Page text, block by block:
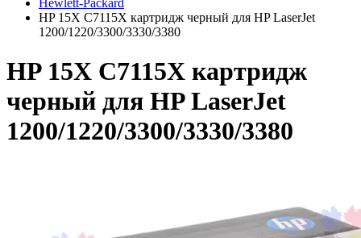
Hewlett-Packard
HP 15X C7115X картридж черный для HP LaserJet
1200/1220/3300/3330/3380
HP 15X C7115X картридж
черный для HP LaserJet
1200/1220/3300/3330/3380